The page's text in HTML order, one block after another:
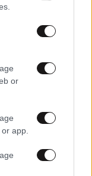
or
app.